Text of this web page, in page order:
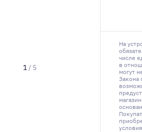
1/ 5
На
числе
в
могут
Закона